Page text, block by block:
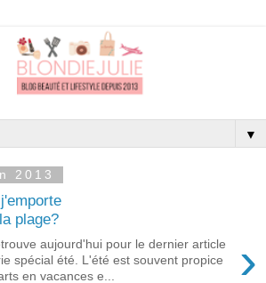
▼
2013
plage?
›
aujourd'hui pour le dernier article
spécial été. L'été est souvent propice
en vacances e...